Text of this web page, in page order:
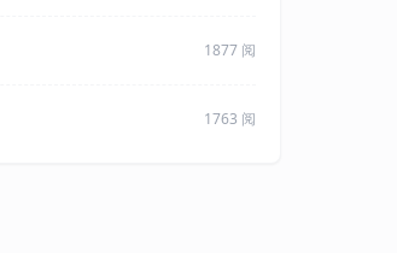
1877 阅
1763 阅